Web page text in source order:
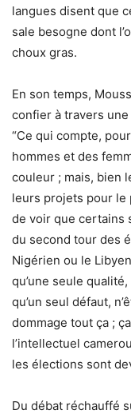
langues disent que
sale besogne dont
choux gras.
En son temps,
confier à travers
“Ce qui compte,
hommes et des
couleur ; mais, bien
leurs projets pour le
de voir que certains
du second tour des
Nigérien ou le
qu’une seule
qu’un seul défaut,
dommage tout ça ;
l’intellectuel
les élections sont
Du débat réchauffé